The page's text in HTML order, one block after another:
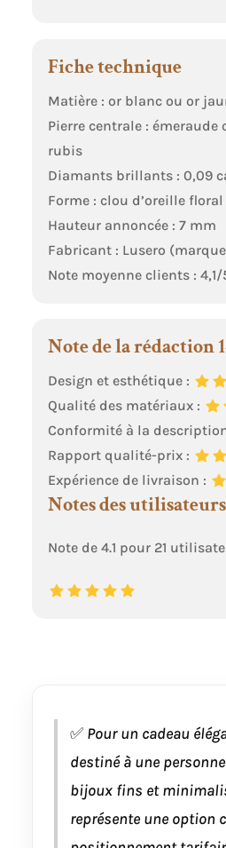
Fiche technique
Matière : or blanc ou or
Pierre centrale : émeraude
rubis
Diamants brillants : 0,09
Forme : clou d’oreille floral
Hauteur annoncée : 7 mm
Fabricant : Lusero
Note moyenne clients : 4,1/
Note de la rédaction
Design et esthétique :
Qualité des matériaux :
Conformité à la
Rapport qualité-prix :
Expérience de livraison :
Notes des
Note de 4.1 pour 21
✅Pour un cadeau
destiné à une
bijoux fins et
représente une option